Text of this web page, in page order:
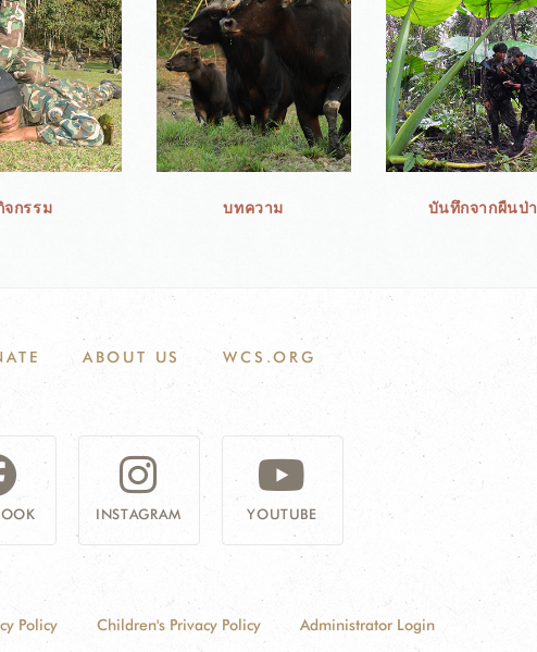
จกรรม บทความ บันทึกจากผืนป่า
ABOUT US WCS.ORG
INSTAGRAM YOUTUBE
Policy Children's Privacy Policy Administrator Login